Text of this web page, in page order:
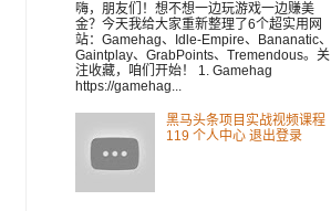
嗨，朋友们！想不想一边玩游戏一边赚美
金？今天我给大家重新整理了6个超实用网
站：Gamehag、Idle-Empire、Bananatic、
Gaintplay、GrabPoints、Tremendous。关
注收藏，咱们开始！ 1. Gamehag
https://gamehag...
黑马头条项目实战视频课程
119 个人中心 退出登录